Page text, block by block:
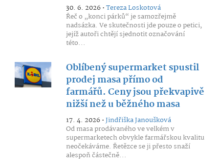
30. 6. 2026 •Tereza Loskotová
Řeč o „konci párků“ je samozřejmě
nadsázka. Ve skutečnosti jde pouze o petici,
jejíž autoři chtějí sjednotit označování
této...
Oblíbený supermarket spustil
prodej masa přímo od
farmářů. Ceny jsou překvapivě
nižší než u běžného masa
17. 4. 2026 •Jindřiška Janoušková
Od masa prodávaného ve velkém v
supermarketech obvykle farmářskou kvalitu
neočekáváme. Řetězce se ji přesto snaží
alespoň částečně...